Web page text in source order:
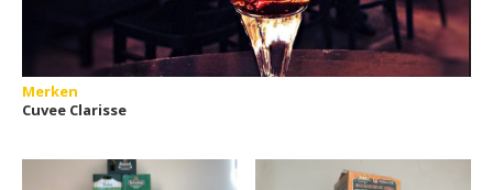
Merken
Cuvee Clarisse